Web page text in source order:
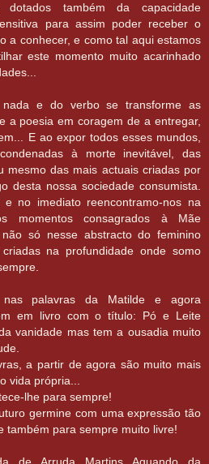
também da capacidade
para assim poder receber o
a conhecer, e como tal aqui estamos
este momento muito acarinhado
e do verbo se transforme as
a poesia em coragem de a entregar,
E ao expor todos esses mundos,
à morte inevitável, das
mesmo das mais actuais criadas por
desta nossa sociedade consumista.
e no imediato reencontramo-nos na
momentos consagrados à Mãe
não só nesse abstracto do feminino
na profundidade onde somo
palavras da Matilde e agora
em livro com o título: Pó e Leite
vanidade mas tem a ousadia muito
a partir de agora são muito mais
vida própria...
lhe para sempre!
germine com uma expressão tão
também para sempre muito livre!